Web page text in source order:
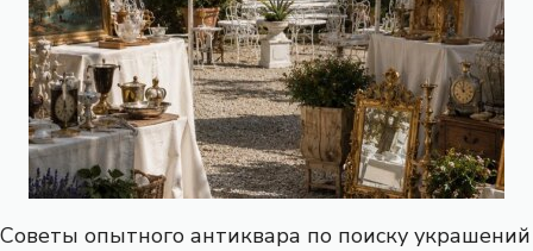
Советы опытного антиквара по поиску украшений